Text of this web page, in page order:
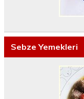
Sebze Yemekleri